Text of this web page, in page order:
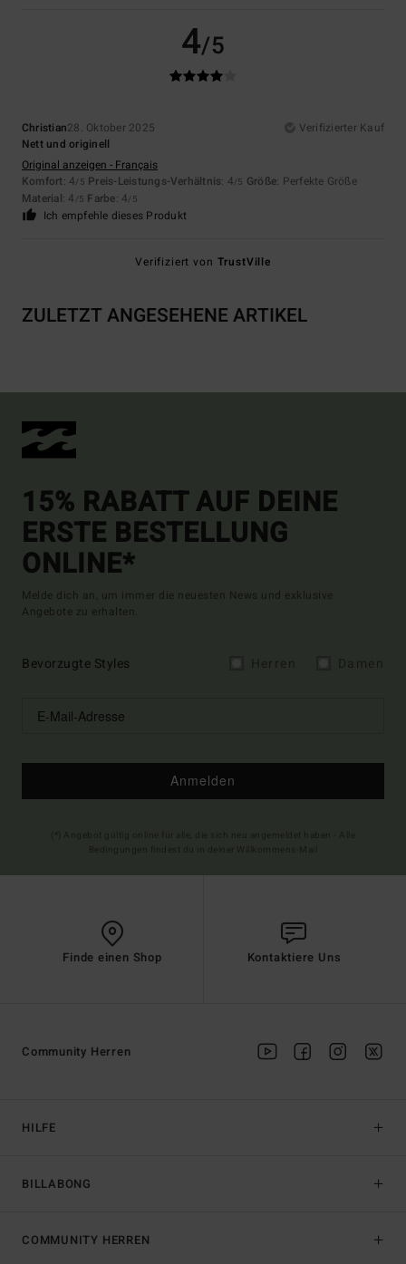
4/5
Christian28. Oktober 2025
Verifizierter Kauf
Nett und originell
Original anzeigen - Français
Komfort: 4/5 Preis-Leistungs-Verhältnis: 4/5 Größe: Perfekte Größe
Material: 4 /5 Farbe: 4/5
Ich empfehle dieses Produkt
Verifiziert von TrustVille
ZULETZT ANGESEHENE ARTIKEL
15% RABATT AUF DEINE
ERSTE BESTELLUNG
ONLINE*
Melde dich an, um immer die neuesten News und exklusive
Angebote zu erhalten.
Bevorzugte Styles
Anmelden
Finde einen Shop Kontaktiere Uns
HILFE
BILLABONG
Community Herren
COMMUNITY HERREN